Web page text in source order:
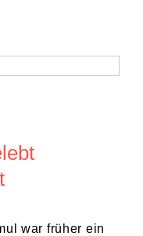
war früher ein